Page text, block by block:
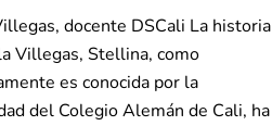
docente DSCali La historia
Villegas, Stellina, como
es conocida por la
del Colegio Alemán de Cali, ha